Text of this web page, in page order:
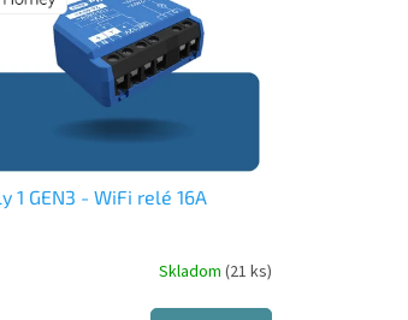
1 GEN3 - WiFi relé 16A
Skladom (21 ks)